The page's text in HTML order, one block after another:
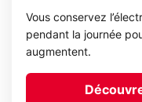
Vous conservez
pendant la journée
augmentent.